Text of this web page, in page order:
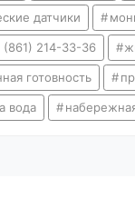
датчики
(861) 214-33-36
готовность
вода